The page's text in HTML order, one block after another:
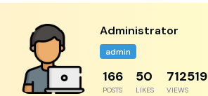
Administrator
admin
204
POSTS
61
LIKES
876947
VIEWS